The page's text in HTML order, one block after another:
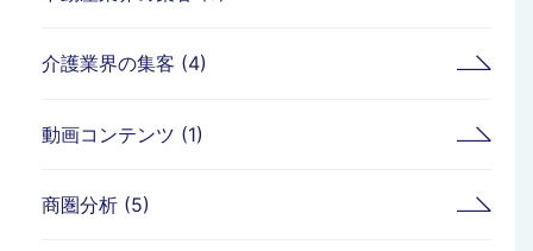
介護業界の集客 (4)
動画コンテンツ (1)
商圏分析 (5)